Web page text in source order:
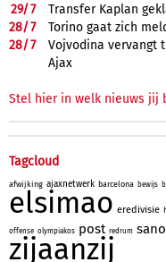
29/7
Transfer Kaplan
28/7
Torino gaat zich
28/7
Vojvodina vervangt
Ajax
Stel hier in welk nieuws jij
Tagcloud
afwijking ajaxnetwerk barcelona bewijs
elsimao eredivisie
offense olympiakos post redrum sano
zijaanzij